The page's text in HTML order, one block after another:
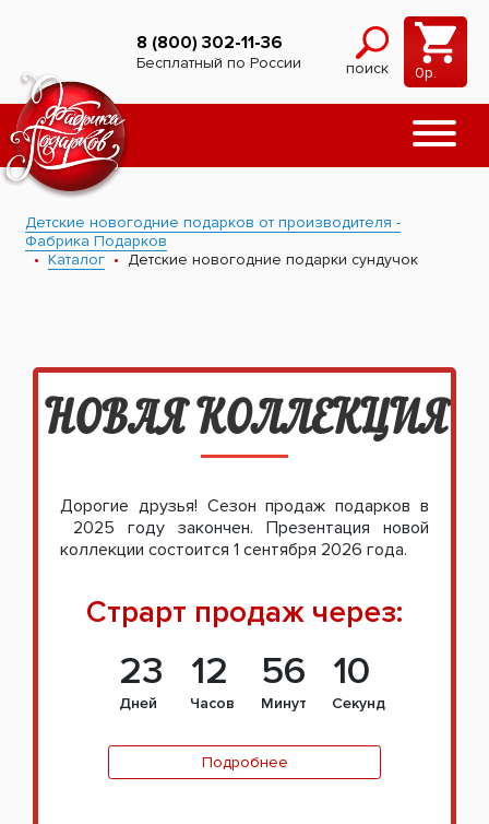
8 (800) 302-11-36
Бесплатный по России поиск 0р.
Детские новогодние подарков от производителя -
Фабрика Подарков
Каталог
Детские новогодние подарки сундучок
НОВАЯ КОЛЛЕКЦИЯ
Дорогие друзья! Сезон продаж подарков в
2025 году закончен. Презентация новой
коллекции состоится 1 сентября 2026 года.
Страрт продаж через:
23
Дней
12
Часов
56
Минут
09
Секунд
Подробнее